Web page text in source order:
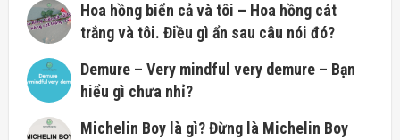
Hoa hồng biển cả và tôi – Hoa hồng cát
trắng và tôi. Điều gì ẩn sau câu nói đó?
Demure – Very mindful very demure – Bạn
hiểu gì chưa nhỉ?
Michelin Boy là gì? Đừng là Michelin Boy